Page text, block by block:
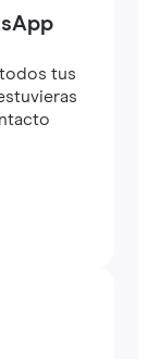
todos tus